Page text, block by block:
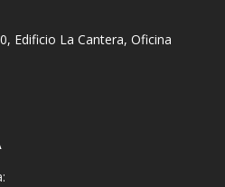
Edificio La Cantera, Oficina